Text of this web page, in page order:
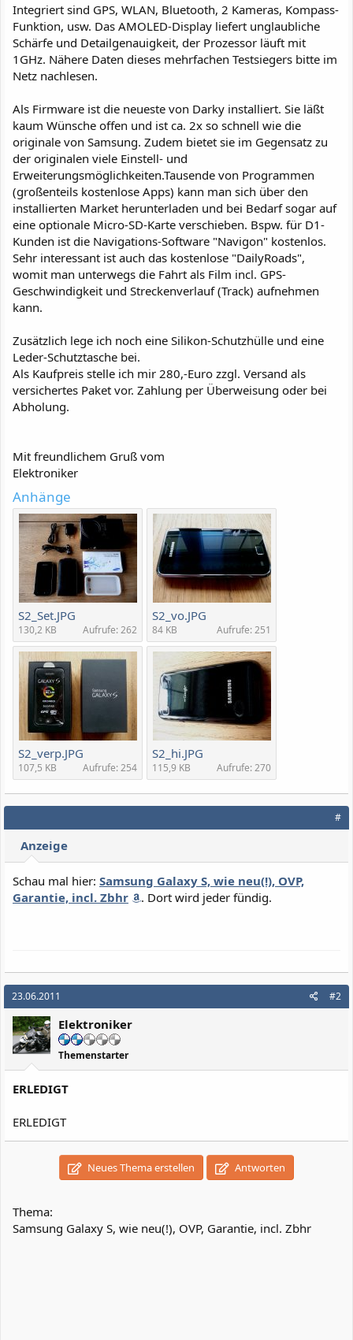
Integriert sind GPS, WLAN, Bluetooth, 2 Kameras, Kompass-
Funktion, usw. Das AMOLED-Display liefert unglaubliche
Schärfe und Detailgenauigkeit, der Prozessor läuft mit
1GHz. Nähere Daten dieses mehrfachen Testsiegers bitte im
Netz nachlesen.
Als Firmware ist die neueste von Darky installiert. Sie läßt
kaum Wünsche offen und ist ca. 2x so schnell wie die
originale von Samsung. Zudem bietet sie im Gegensatz zu
der originalen viele Einstell- und
Erweiterungsmöglichkeiten.Tausende von Programmen
(großenteils kostenlose Apps) kann man sich über den
installierten Market herunterladen und bei Bedarf sogar auf
eine optionale Micro-SD-Karte verschieben. Bspw. für D1-
Kunden ist die Navigations-Software "Navigon" kostenlos.
Sehr interessant ist auch das kostenlose "DailyRoads",
womit man unterwegs die Fahrt als Film incl. GPS-
Geschwindigkeit und Streckenverlauf (Track) aufnehmen
kann.
Zusätzlich lege ich noch eine Silikon-Schutzhülle und eine
Leder-Schutztasche bei.
Als Kaufpreis stelle ich mir 280,-Euro zzgl. Versand als
versichertes Paket vor. Zahlung per Überweisung oder bei
Abholung.
Mit freundlichem Gruß vom
Elektroniker
Anhänge
S2_Set.JPG
130,2 KB Aufrufe: 262
S2_vo.JPG
84 KB Aufrufe: 251
S2_verp.JPG
107,5 KB Aufrufe: 254
S2_hi.JPG
115,9 KB Aufrufe: 270
#
Anzeige
Schau mal hier: Samsung Galaxy S, wie neu(!), OVP,
Garantie, incl. Zbhr
. Dort wird jeder fündig.
23.06.2011 #2
Elektroniker
Themenstarter
ERLEDIGT
ERLEDIGT
Neues Thema erstellen Antworten
Thema:
Samsung Galaxy S, wie neu(!), OVP, Garantie, incl. Zbhr